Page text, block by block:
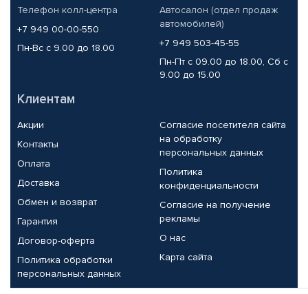
Телефон колл-центра
+7 949 00-00-550
Пн-Вс с 9.00 до 18.00
Автосалон (отдел продаж
автомобилей)
+7 949 503-45-55
Пн-Пт с 09.00 до 18.00, Сб с
9.00 до 15.00
Клиентам
Акции
Контакты
Оплата
Доставка
Обмен и возврат
Гарантия
Договор-оферта
Политика обработки
персональных данных
Согласие посетителя сайта
на обработку
персональных данных
Политика
конфиденциальности
Согласие на получение
рекламы
О нас
Карта сайта